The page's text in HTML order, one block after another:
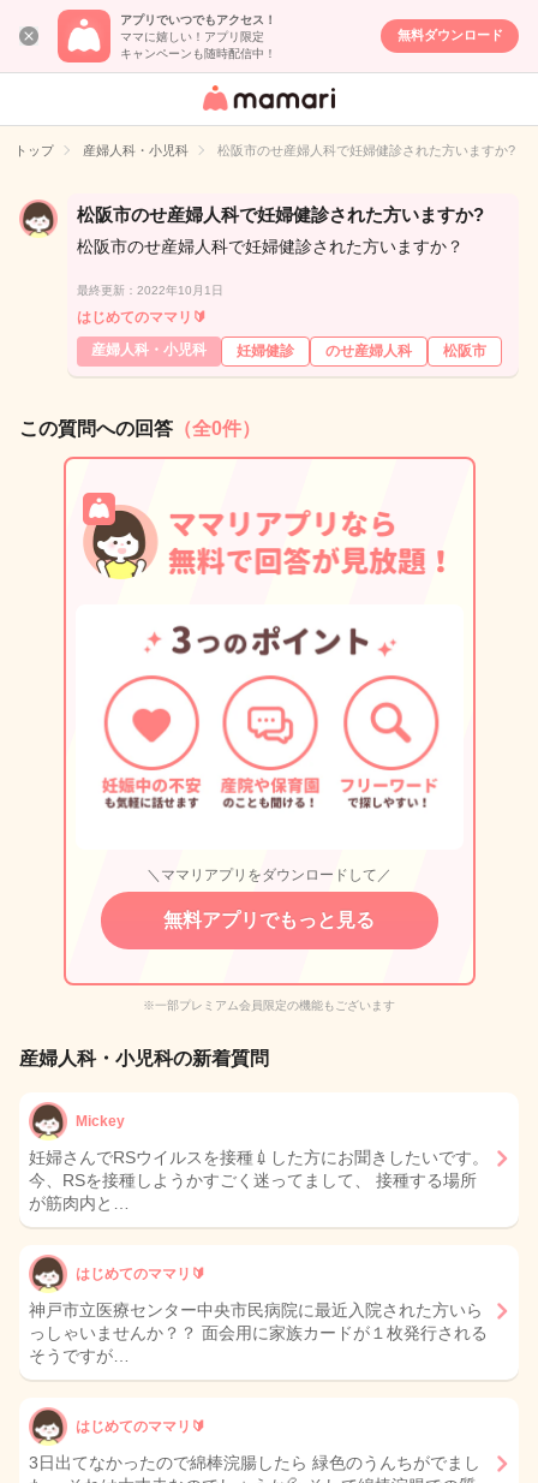
アプリでいつでもアクセス！
ママに嬉しい！アプリ限定
キャンペーンも随時配信中！
無料ダウンロード
女性専用匿名QA
イト
トップ 産婦人科・小児科 松阪市のせ産婦人科で妊婦健診された方いますか?
松阪市のせ産婦人科で妊婦健診された方いますか?
松阪市のせ産婦人科で妊婦健診された方いますか？
最終更新：2022年10月1日
はじめてのママリ🔰
産婦人科・小児科
妊婦健診 のせ産婦人科 松阪市
この質問への回答 （全0件）
＼ママリアプリをダウンロードして／
無料アプリでもっと見る
※一部プレミアム会員限定の機能もございます
産婦人科・小児科の新着質問
Mickey
妊婦さんでRSウイルスを接種💉した方にお聞きしたいです。
今、RSを接種しようかすごく迷ってまして、 接種する場所
が筋肉内と…
はじめてのママリ🔰
神戸市立医療センター中央市民病院に最近入院された方いら
っしゃいませんか？？ 面会用に家族カードが１枚発行される
そうですが…
はじめてのママリ🔰
3日出てなかったので綿棒浣腸したら 緑色のうんちがでまし